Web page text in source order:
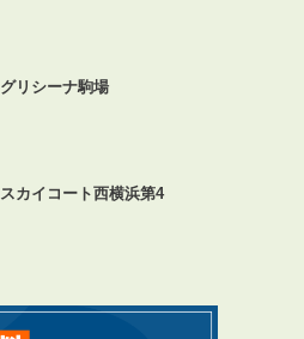
グリシーナ駒場
スカイコート西横浜第4